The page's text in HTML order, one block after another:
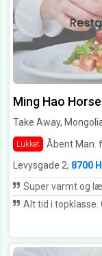
Ming Hao
Take Away,
Lukket Åbent Man.
Levysgade 2, 8700
Super varmt og lækkert
Alt tid i topklasse.